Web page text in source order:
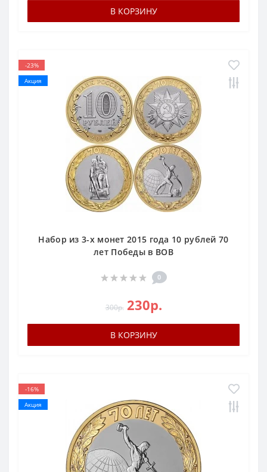
В КОРЗИНУ
-23%
Акция
Набор из 3-х монет 2015 года 10 рублей 70
лет Победы в ВОВ
0
300р. 230р.
В КОРЗИНУ
-16%
Акция